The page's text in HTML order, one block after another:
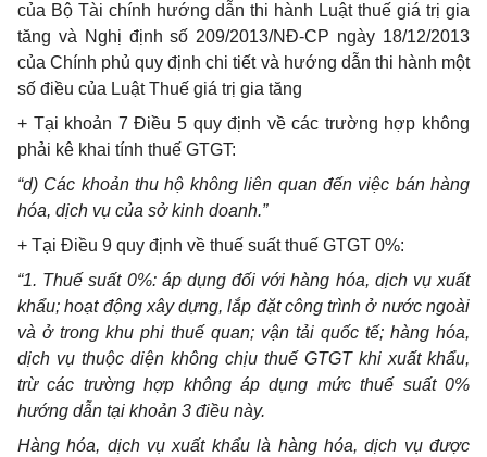
của Bộ Tài chính hướng dẫn thi hành Luật thuế giá trị gia
tăng và Nghị định số 209/2013/NĐ-CP ngày 18/12/2013
của Chính phủ quy định chi tiết và hướng dẫn thi hành một
số điều của Luật Thuế giá trị gia tăng
+ Tại khoản 7 Điều 5 quy định về các trường hợp không
phải kê khai tính thuế GTGT:
“d) Các khoản thu hộ không liên quan đến việc bán hàng
hóa, dịch vụ của sở kinh doanh.”
+ Tại Điều 9 quy định về thuế suất thuế GTGT 0%:
“1. Thuế suất 0%: áp dụng đối với hàng hóa, dịch vụ xuất
khẩu; hoạt độngxây dựng, lắp đặt công trình ở nước ngoài
và ở trong khu phi thuế quan; vận tải quốc tế; hàng hóa,
dịch vụ thuộc diện không chịu thuế GTGT khi xuất khẩu,
trừ các trường hợp không áp dụng mức thuế suất 0%
hướng dẫn tại khoản 3 điều này.
Hàng hóa, dịch vụ xuất khẩu là hàng hóa, dịch vụ được